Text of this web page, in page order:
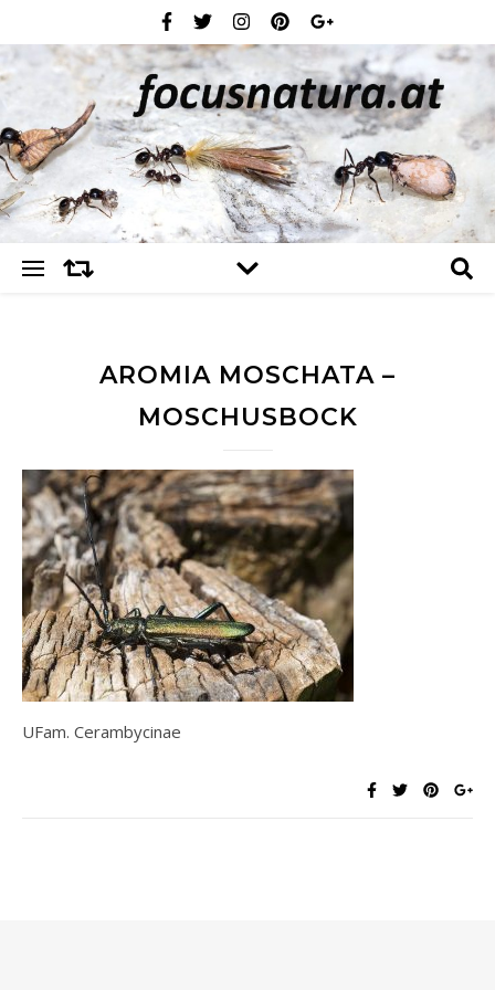
AROMIA MOSCHATA –
MOSCHUSBOCK
UFam. Cerambycinae